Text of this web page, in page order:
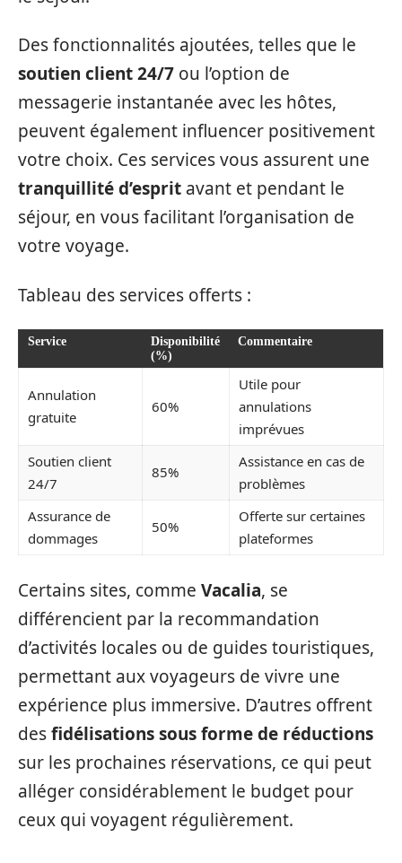
Des fonctionnalités ajoutées, telles que le
soutien client 24/7 ou l’option de
messagerie instantanée avec les hôtes,
peuvent également influencer positivement
votre choix. Ces services vous assurent une
tranquillité d’esprit avant et pendant le
séjour, en vous facilitant l’organisation de
votre voyage.
Tableau des services offerts :
Service
Disponibilité
(%)
Commentaire
Annulation
gratuite
60%
Utile pour
annulations
imprévues
Soutien client
24/7
85%
Assistance en cas de
problèmes
Assurance de
dommages
50%
Offerte sur certaines
plateformes
Certains sites, comme Vacalia, se
différencient par la recommandation
d’activités locales ou de guides touristiques,
permettant aux voyageurs de vivre une
expérience plus immersive. D’autres offrent
desfidélisations sous forme de réductions
sur les prochaines réservations, ce qui peut
alléger considérablement le budget pour
ceux qui voyagent régulièrement.